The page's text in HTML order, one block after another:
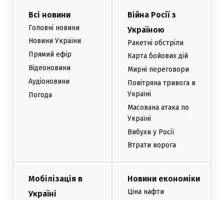
Всі новини
Головні новини
Новини України
Прямий ефір
Відеоновини
Аудіоновини
Погода
Війна Росії з
Україною
Ракетні обстріли
Карта бойових дій
Мирні переговори
Повітряна тривога в
Україні
Масована атака по
Україні
Вибухи у Росії
Втрати ворога
Мобілізація в
Україні
Новини економіки
Ціна нафти